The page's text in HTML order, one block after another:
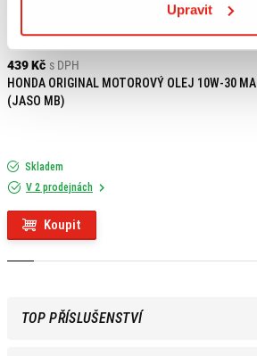
Upravit
439 Kč s DPH
HONDA ORIGINAL MOTOROVÝ OLEJ 10W-30 MA
(JASO MB)
Skladem
V 2 prodejnách
Koupit
TOP PŘÍSLUŠENSTVÍ